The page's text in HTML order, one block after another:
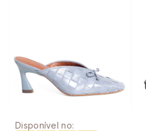
Disponível no: